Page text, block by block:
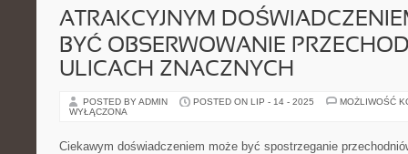
ATRAKCYJNYM
BYĆ OBSERWOWANIE
ULICACH ZNACZNYCH
POSTED BY ADMIN POSTED ON LIP - 14 - 2025
MOŻLIWOŚĆ
WYŁĄCZONA
Ciekawym doświadczeniem może być spostrzeganie